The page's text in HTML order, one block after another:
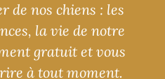
de nos chiens : les
la vie de notre
gratuit et vous
à tout moment.